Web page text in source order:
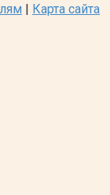
| Карта сайта